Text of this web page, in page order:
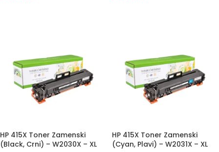
HP 415X Toner Zamenski
(Black, Crni) – W2030X – XL
HP 415X Toner Zamenski
(Cyan, Plavi) – W2031X – XL